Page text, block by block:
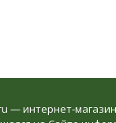
— интернет-